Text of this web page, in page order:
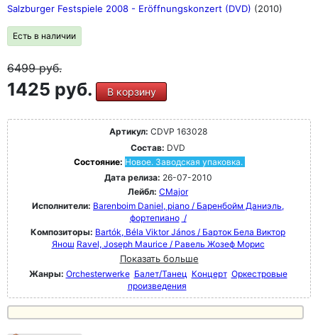
Salzburger Festspiele 2008 - Eröffnungskonzert (DVD) (2010)
Есть в наличии
6499руб.
1425 руб. В корзину
Артикул: CDVP 163028
Состав: DVD
Состояние: Новое. Заводская упаковка.
Дата релиза: 26-07-2010
Лейбл: CMajor
Исполнители: Barenboim Daniel, piano / Баренбойм Даниэль,
фортепиано /
Композиторы: Bartók, Béla Viktor János / Барток Бела Виктор
Янош Ravel, Joseph Maurice / Равель Жозеф Морис
Показать больше
Жанры: Orchesterwerke Балет/Танец Концерт Оркестровые
произведения